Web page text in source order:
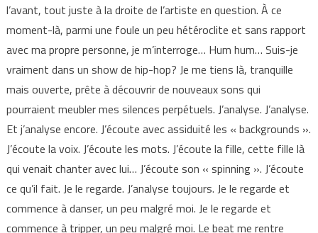
l’avant, tout juste à la droite de l’artiste en question. À ce
moment-là, parmi une foule un peu hétéroclite et sans rapport
avec ma propre personne, je m’interroge… Hum hum… Suis-je
vraiment dans un show de hip-hop? Je me tiens là, tranquille
mais ouverte, prête à découvrir de nouveaux sons qui
pourraient meubler mes silences perpétuels. J’analyse. J’analyse.
Et j’analyse encore. J’écoute avec assiduité les « backgrounds ».
J’écoute la voix. J’écoute les mots. J’écoute la fille, cette fille là
qui venait chanter avec lui… J’écoute son « spinning ». J’écoute
ce qu’il fait. Je le regarde. J’analyse toujours. Je le regarde et
commence à danser, un peu malgré moi. Je le regarde et
commence à tripper, un peu malgré moi. Le beat me rentre